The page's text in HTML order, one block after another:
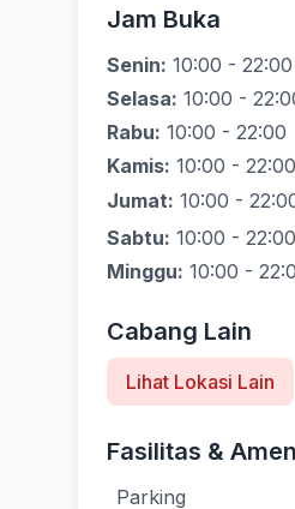
Jam Buka
Senin: 10:00 - 22:00
Selasa: 10:00 -
Rabu: 10:00 - 22:00
Kamis: 10:00 - 22:00
Jumat: 10:00 -
Sabtu: 10:00 - 22:00
Minggu: 10:00 -
Cabang Lain
Lihat Lokasi Lain
Fasilitas &
Parking